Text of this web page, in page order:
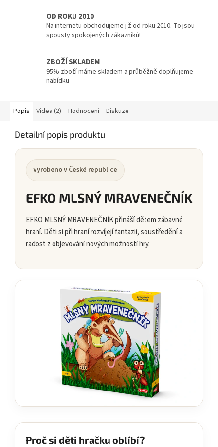
OD ROKU 2010
Na internetu obchodujeme již od roku 2010. To jsou
spousty spokojených zákazníků!
ZBOŽÍ SKLADEM
95% zboží máme skladem a průběžně doplňujeme
nabídku
Popis Videa (2) Hodnocení Diskuze
Detailní popis produktu
Vyrobeno v České republice
EFKO MLSNÝ MRAVENEČNÍK
EFKO MLSNÝ MRAVENEČNÍK přináší dětem zábavné
hraní. Děti si při hraní rozvíjejí fantazii, soustředění a
radost z objevování nových možností hry.
Proč si děti hračku oblíbí?